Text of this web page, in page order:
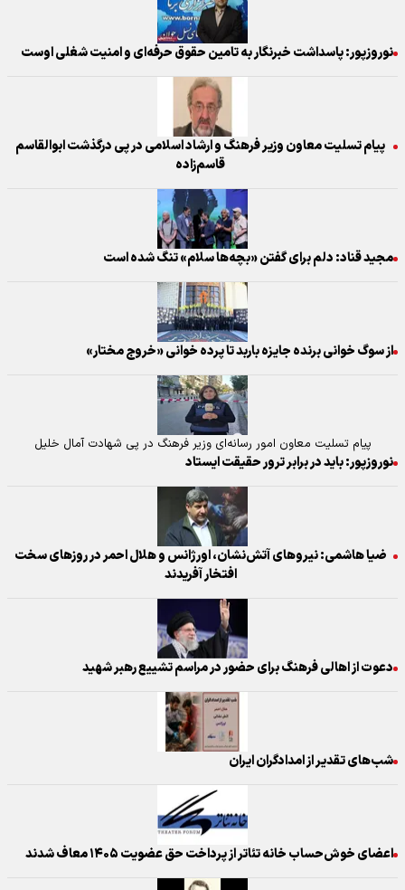
نوروزپور: پاسداشت خبرنگار به تامین حقوق حرفه‌ای و امنیت شغلی اوست
پیام تسلیت معاون وزیر فرهنگ و ارشاد اسلامی در پی درگذشت ابوالقاسم
قاسم‌زاده
مجید قناد: دلم برای گفتن «بچه‌ها سلام» تنگ شده است
از سوگ خوانی برنده جایزه باربد تا پرده خوانی «خروج مختار»
پیام تسلیت معاون امور رسانه‌ای وزیر فرهنگ در پی شهادت آمال خلیل
نوروزپور: باید در برابر ترور حقیقت ایستاد
ضیا هاشمی: نیرو‌های آتش‌نشان، اورژانس و هلال احمر در روز‌های سخت
افتخار آفریدند
دعوت از اهالی فرهنگ برای حضور در مراسم تشییع رهبر شهید
شب‌های تقدیر از امدادگران ایران
اعضای خوش‌حساب خانه تئاتر از پرداخت حق عضویت ۱۴۰۵ معاف شدند